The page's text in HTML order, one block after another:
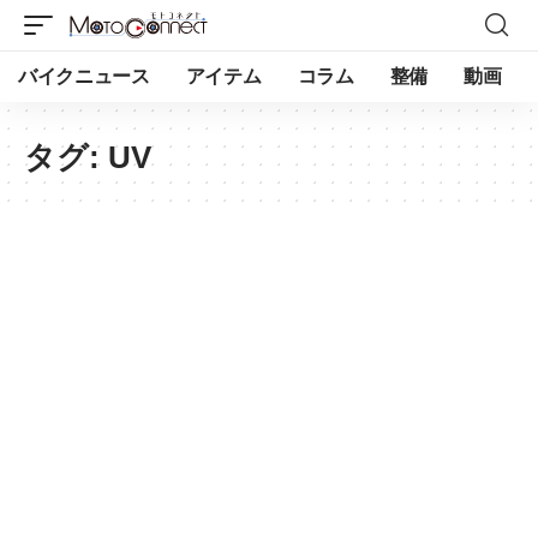
バイクニュース アイテム コラム 整備 動画
タグ: UV